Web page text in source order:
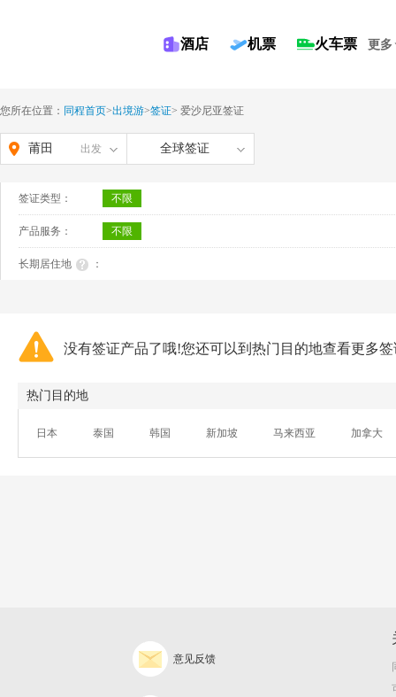
酒店 机票 火车票 更多
您所在位置： 同程首页>出境游>签证> 爱沙尼亚签证
莆田 出发 全球签证
签证类型： 不限
产品服务： 不限
长期居住地 ：
没有签证产品了哦!您还可以到热门目的地查看更多
热门目的地
日本 泰国 韩国 新加坡 马来西亚 加拿大
意见反馈